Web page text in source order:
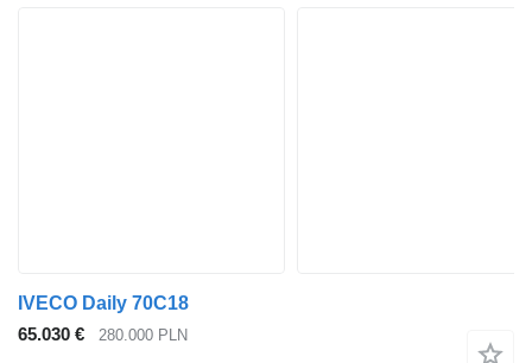
IVECO Daily 70C18
65.030 €
280.000 PLN